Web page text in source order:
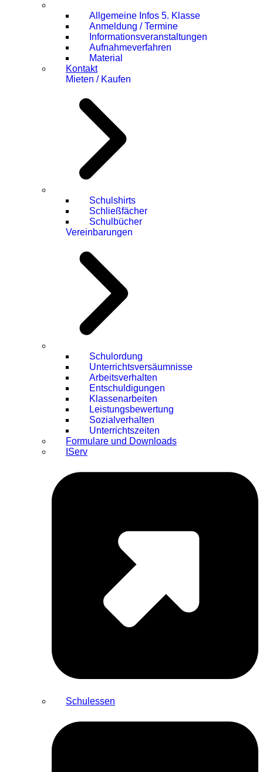
Allgemeine Infos 5. Klasse
Anmeldung / Termine
Informationsveranstaltungen
Aufnahmeverfahren
Material
Kontakt
Mieten / Kaufen
Schulshirts
Schließfächer
Schulbücher
Vereinbarungen
Schulordung
Unterrichtsversäumnisse
Arbeitsverhalten
Entschuldigungen
Klassenarbeiten
Leistungsbewertung
Sozialverhalten
Unterrichtszeiten
Formulare und Downloads
IServ
Schulessen